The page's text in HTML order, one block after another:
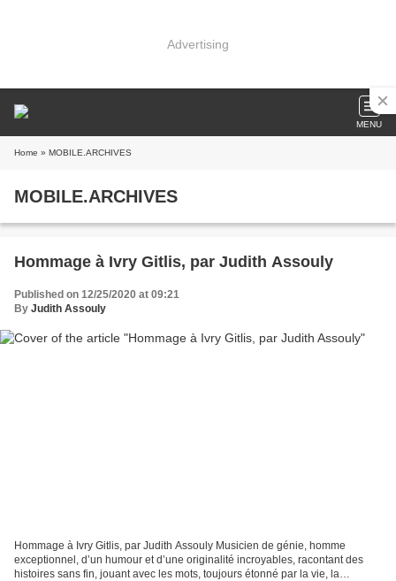
Advertising
MENU
Home » MOBILE.ARCHIVES
MOBILE.ARCHIVES
Hommage à Ivry Gitlis, par Judith Assouly
Published on 12/25/2020 at 09:21
By Judith Assouly
Hommage à Ivry Gitlis, par Judith Assouly Musicien de génie, homme
exceptionnel, d’un humour et d’une originalité incroyables, racontant des
histoires sans fin, jouant avec les mots, toujours étonné par la vie, la